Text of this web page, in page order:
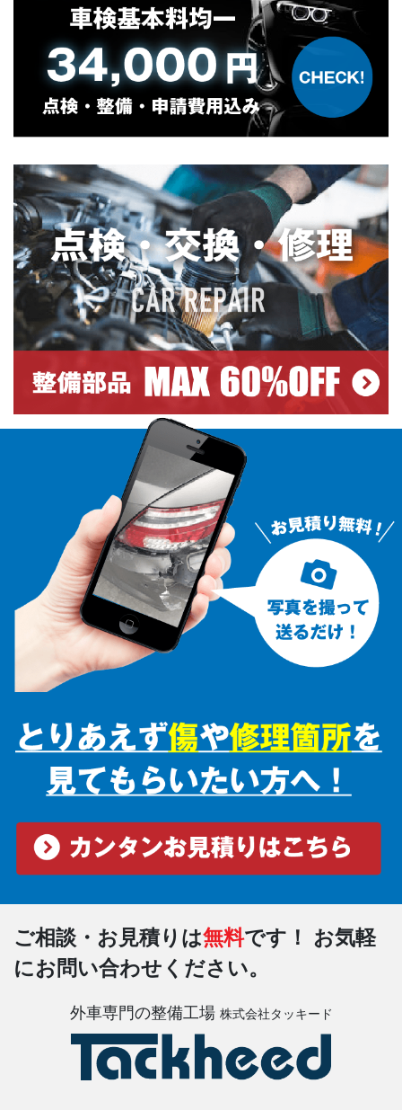
ご相談・お見積りは無料です！
お気軽
にお問い合わせください。
外車専門の整備工場 株式会社タッキード